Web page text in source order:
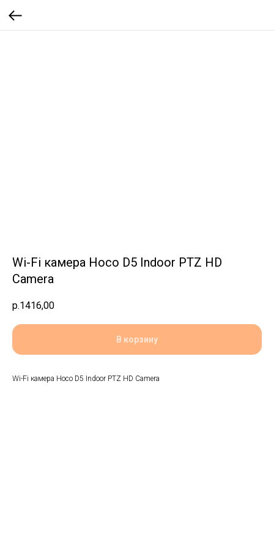
Wi-Fi камера Hoco D5 Indoor PTZ HD
Camera
р.1416,00
В корзину
Wi-Fi камера Hoco D5 Indoor PTZ HD Camera